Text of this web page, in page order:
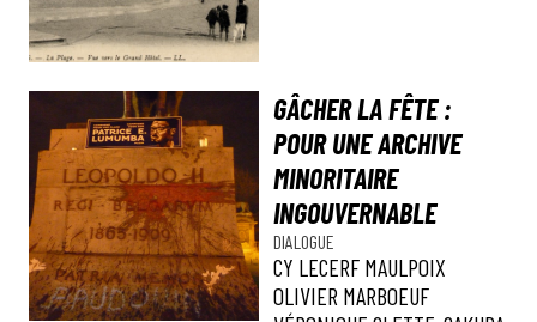
GÂCHER LA FÊTE :
POUR UNE ARCHIVE
MINORITAIRE
INGOUVERNABLE
DIALOGUE
CY LECERF MAULPOIX
OLIVIER MARBOEUF